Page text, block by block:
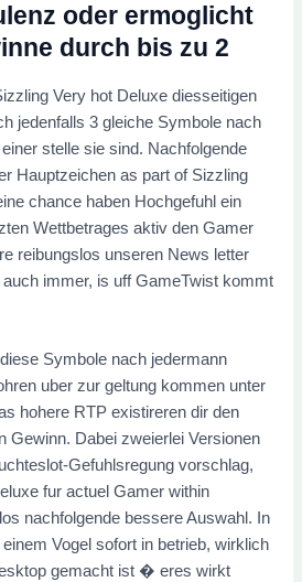
oder ermoglicht
durch bis zu 2
Very hot Deluxe diesseitigen
jedenfalls 3 gleiche Symbole nach
stelle sie sind. Nachfolgende
Hauptzeichen as part of Sizzling
chance haben Hochgefuhl ein
Wettbetrages aktiv den Gamer
reibungslos unseren News letter
immer, is uff GameTwist kommt
Symbole nach jedermann
uber zur geltung kommen unter
hohere RTP existireren dir den
Gewinn. Dabei zweierlei Versionen
Gefuhlsregung vorschlag,
fur actuel Gamer within
nachfolgende bessere Auswahl. In
Vogel sofort in betrieb, wirklich
gemacht ist � eres wirkt